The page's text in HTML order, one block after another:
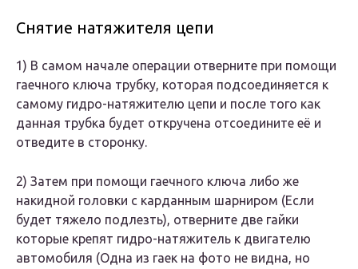
Снятие натяжителя цепи
1) В самом начале операции отверните при помощи
гаечного ключа трубку, которая подсоединяется к
самому гидро-натяжителю цепи и после того как
данная трубка будет откручена отсоедините её и
отведите в сторонку.
2) Затем при помощи гаечного ключа либо же
накидной головки с карданным шарниром (Если
будет тяжело подлезть), отверните две гайки
которые крепят гидро-натяжитель к двигателю
автомобиля (Одна из гаек на фото не видна, но